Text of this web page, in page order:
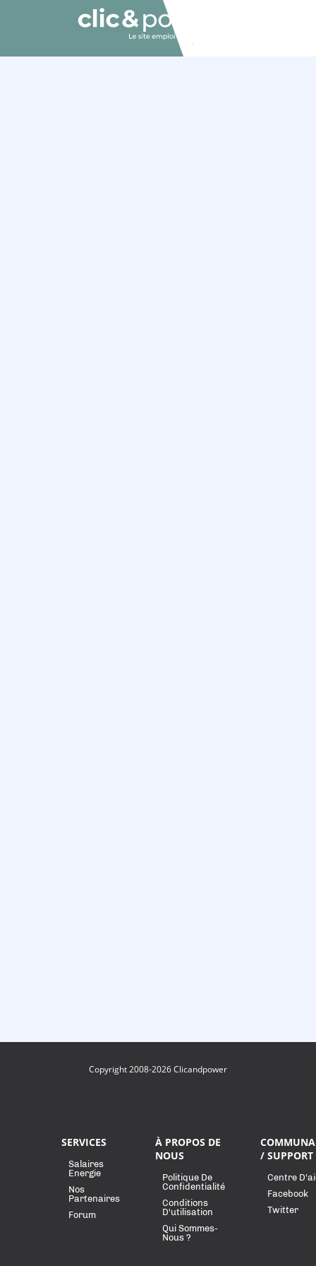
Copyright 2008-2026 Clicandpower
SERVICES
Salaires
Energie
Nos
Partenaires
Forum
À PROPOS DE
NOUS
Politique De
Confidentialité
Conditions
D'utilisation
Qui Sommes-
Nous ?
/ SUPPORT
Centre
Facebook
Twitter